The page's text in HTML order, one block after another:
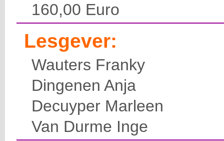
160,00 Euro
Lesgever:
Wauters Franky
Dingenen Anja
Decuyper Marleen
Van Durme Inge